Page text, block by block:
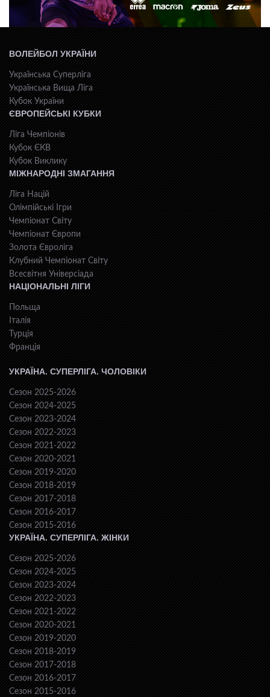
ВОЛЕЙБОЛ УКРАЇНИ
Українська Суперліга
Українська Вища Ліга
Кубок України
ЄВРОПЕЙСЬКІ КУБКИ
Ліга Чемпіонів
Кубок ЄКВ
Кубок Виклику
МІЖНАРОДНІ ЗМАГАННЯ
Ліга Націй
Олімпійські Ігри
Чемпіонат Світу
Чемпіонат Європи
Золота Євроліга
Клубний Чемпіонат Світу
Всесвiтня Унiверсiaда
НАЦІОНАЛЬНІ ЛІГИ
Польща
Італія
Турція
Франція
УКРАЇНА. СУПЕРЛІГА. ЧОЛОВІКИ
Сезон 2025-2026
Сезон 2024-2025
Сезон 2023-2024
Сезон 2022-2023
Сезон 2021-2022
Сезон 2020-2021
Сезон 2019-2020
Сезон 2018-2019
Сезон 2017-2018
Сезон 2016-2017
Сезон 2015-2016
УКРАЇНА. СУПЕРЛІГА. ЖІНКИ
Сезон 2025-2026
Сезон 2024-2025
Сезон 2023-2024
Сезон 2022-2023
Сезон 2021-2022
Сезон 2020-2021
Сезон 2019-2020
Сезон 2018-2019
Сезон 2017-2018
Сезон 2016-2017
Сезон 2015-2016